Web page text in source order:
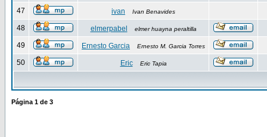
47 ivan Ivan Benavides
48 elmerpabel elmer huayna peraltilla
49 Ernesto Garcia Ernesto M. Garcia Torres
50 Eric Eric Tapia
Página 1 de 3